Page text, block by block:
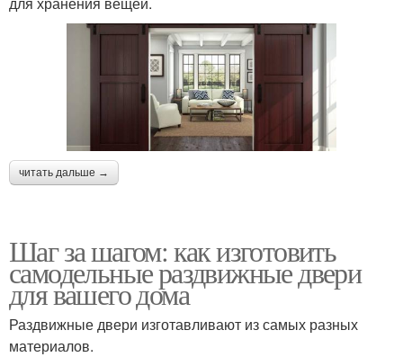
читать дальше →
Шаг за шагом: как изготовить
самодельные раздвижные двери
для вашего дома
Раздвижные двери изготавливают из самых разных
материалов.